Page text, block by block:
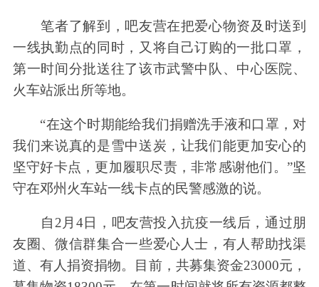
笔者了解到，吧友营在把爱心物资及时送到
一线执勤点的同时，又将自己订购的一批口罩，
第一时间分批送往了该市武警中队、中心医院、
火车站派出所等地。
“在这个时期能给我们捐赠洗手液和口罩，对
我们来说真的是雪中送炭，让我们能更加安心的
坚守好卡点，更加履职尽责，非常感谢他们。”坚
守在邓州火车站一线卡点的民警感激的说。
自2月4日，吧友营投入抗疫一线后，通过朋
友圈、微信群集合一些爱心人士，有人帮助找渠
道、有人捐资捐物。目前，共募集资金23000元，